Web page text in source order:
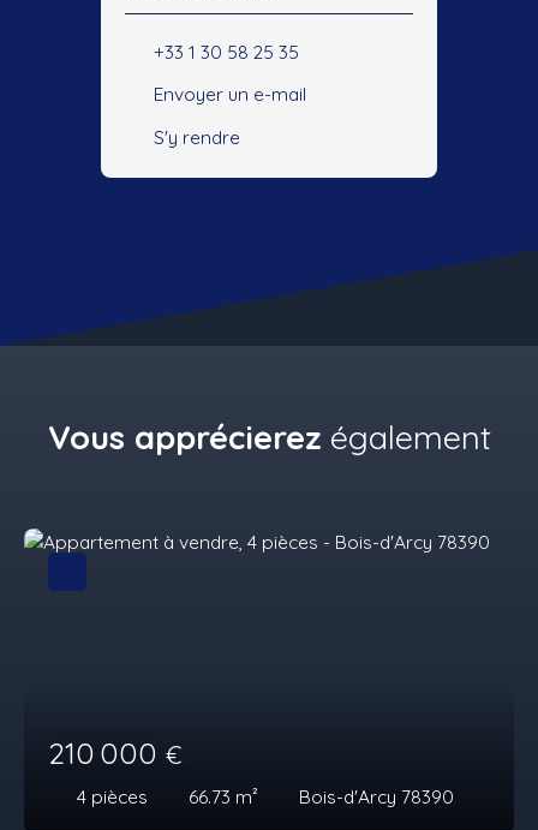
+33 1 30 58 25 35
Envoyer un e-mail
S'y rendre
Vous apprécierez également
210 000 €
4 pièces 66.73 m² Bois-d'Arcy 78390